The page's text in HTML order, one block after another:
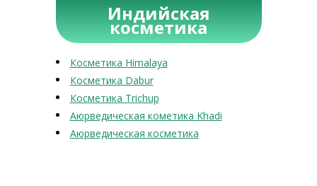
Индийская
косметика
Косметика Himalaya
Косметика Dabur
Косметика Trichup
Аюрведическая кометика Khadi
Аюрведическая косметика